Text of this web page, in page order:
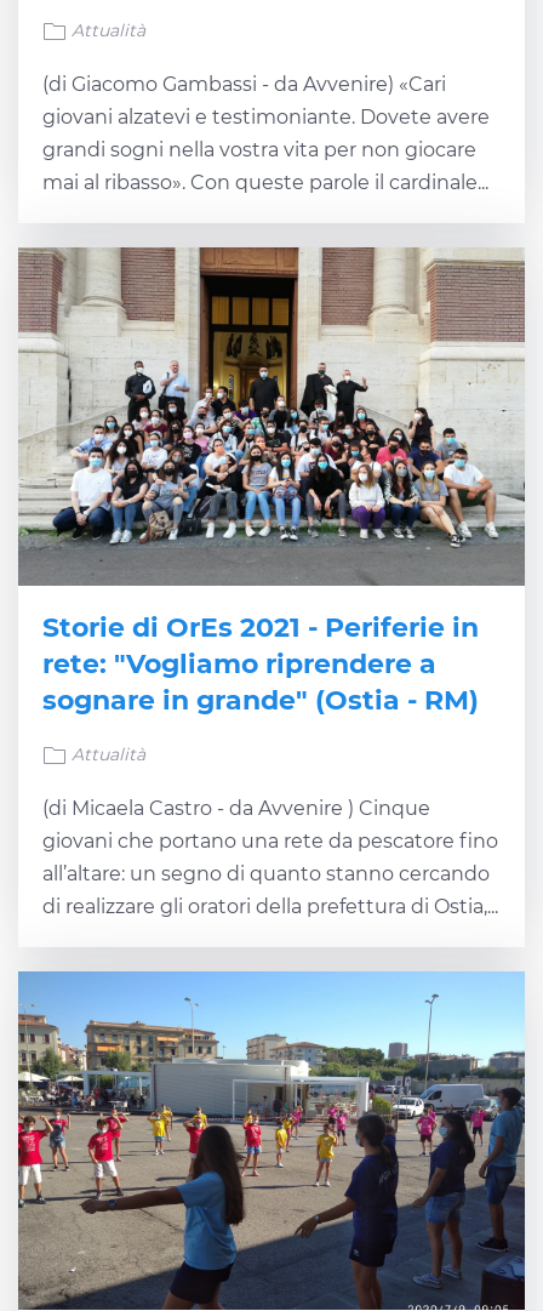
Attualità
(di Giacomo Gambassi - da Avvenire) «Cari
giovani alzatevi e testimoniante. Dovete avere
grandi sogni nella vostra vita per non giocare
mai al ribasso». Con queste parole il cardinale...
Storie di OrEs 2021 - Periferie in
rete: "Vogliamo riprendere a
sognare in grande" (Ostia - RM)
Attualità
(di Micaela Castro - da Avvenire ) Cinque
giovani che portano una rete da pescatore fino
all’altare: un segno di quanto stanno cercando
di realizzare gli oratori della prefettura di Ostia,...